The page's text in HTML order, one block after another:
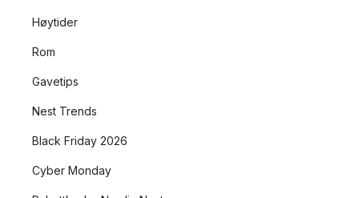
Høytider
Rom
Gavetips
Nest Trends
Black Friday 2026
Cyber Monday